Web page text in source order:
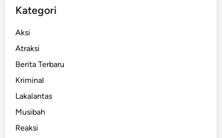
Kategori
Aksi
Atraksi
Berita Terbaru
Kriminal
Lakalantas
Musibah
Reaksi